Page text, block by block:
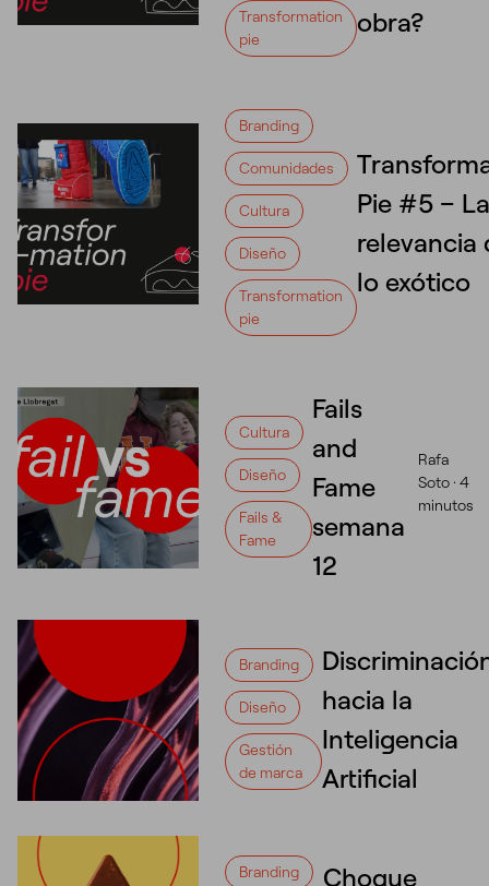
Transformation
pie
obra?
Branding
Comunidades
Cultura
Diseño
Transformation
pie
Pie #5 –
relevancia
lo exótico
Cultura
Diseño
Fails &
Fame
Fails
and
Fame
semana
12
Rafa
Soto · 4
minutos
Branding
Diseño
Gestión
de marca
hacia la
Inteligencia
Artificial
Branding Choque